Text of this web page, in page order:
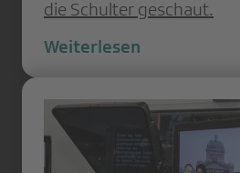
die Schulter geschaut.
Weiterlesen